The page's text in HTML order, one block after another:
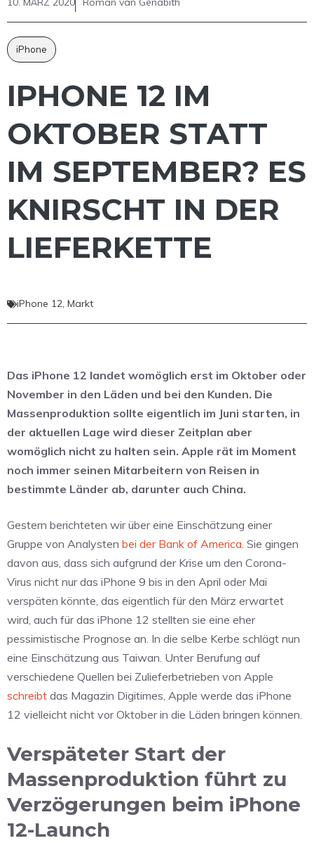
iPhone
IPHONE 12 IM
OKTOBER STATT
IM SEPTEMBER? ES
KNIRSCHT IN DER
LIEFERKETTE
iPhone 12, Markt
Das iPhone 12 landet womöglich erst im Oktober oder
November in den Läden und bei den Kunden. Die
Massenproduktion sollte eigentlich im Juni starten, in
der aktuellen Lage wird dieser Zeitplan aber
womöglich nicht zu halten sein. Apple rät im Moment
noch immer seinen Mitarbeitern von Reisen in
bestimmte Länder ab, darunter auch China.
Gestern berichteten wir über eine Einschätzung einer
Gruppe von Analysten bei der Bank of America. Sie gingen
davon aus, dass sich aufgrund der Krise um den Corona-
Virus nicht nur das iPhone 9 bis in den April oder Mai
verspäten könnte, das eigentlich für den März erwartet
wird, auch für das iPhone 12 stellten sie eine eher
pessimistische Prognose an. In die selbe Kerbe schlägt nun
eine Einschätzung aus Taiwan. Unter Berufung auf
verschiedene Quellen bei Zulieferbetrieben von Apple
schreibt das Magazin Digitimes, Apple werde das iPhone
12 vielleicht nicht vor Oktober in die Läden bringen können.
Verspäteter Start der
Massenproduktion führt zu
Verzögerungen beim iPhone
12-Launch